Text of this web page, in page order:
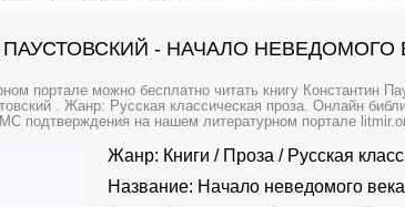
- НАЧАЛО НЕВЕДОМОГО
портале можно бесплатно читать книгу Константин
. Жанр: Русская классическая проза. Онлайн
подтверждения на нашем литературном портале
Жанр: Книги / Проза / Русская
Название: Начало неведомого